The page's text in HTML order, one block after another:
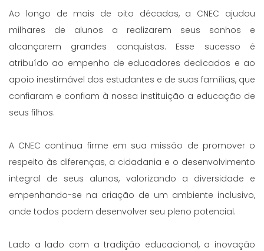
Ao longo de mais de oito décadas, a CNEC ajudou
milhares de alunos a realizarem seus sonhos e
alcançarem grandes conquistas. Esse sucesso é
atribuído ao empenho de educadores dedicados e ao
apoio inestimável dos estudantes e de suas famílias, que
confiaram e confiam à nossa instituição a educação de
seus filhos.
A CNEC continua firme em sua missão de promover o
respeito às diferenças, a cidadania e o desenvolvimento
integral de seus alunos, valorizando a diversidade e
empenhando-se na criação de um ambiente inclusivo,
onde todos podem desenvolver seu pleno potencial.
Lado a lado com a tradição educacional, a inovação